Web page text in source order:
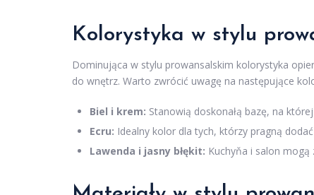
Kolorystyka w stylu
Dominująca w stylu prowansalskim kolorystyka
do wnętrz. Warto zwrócić uwagę na następujące
Biel i krem: Stanowią doskonałą bazę, na
Ecru: Idealny kolor dla tych, którzy pragną
Lawenda i jasny błękit: Kuchyňa i salon